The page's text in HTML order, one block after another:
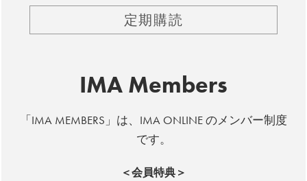
定期購読
IMA Members
「IMA MEMBERS」は、IMA ONLINE のメンバー制度
です。
＜会員特典＞